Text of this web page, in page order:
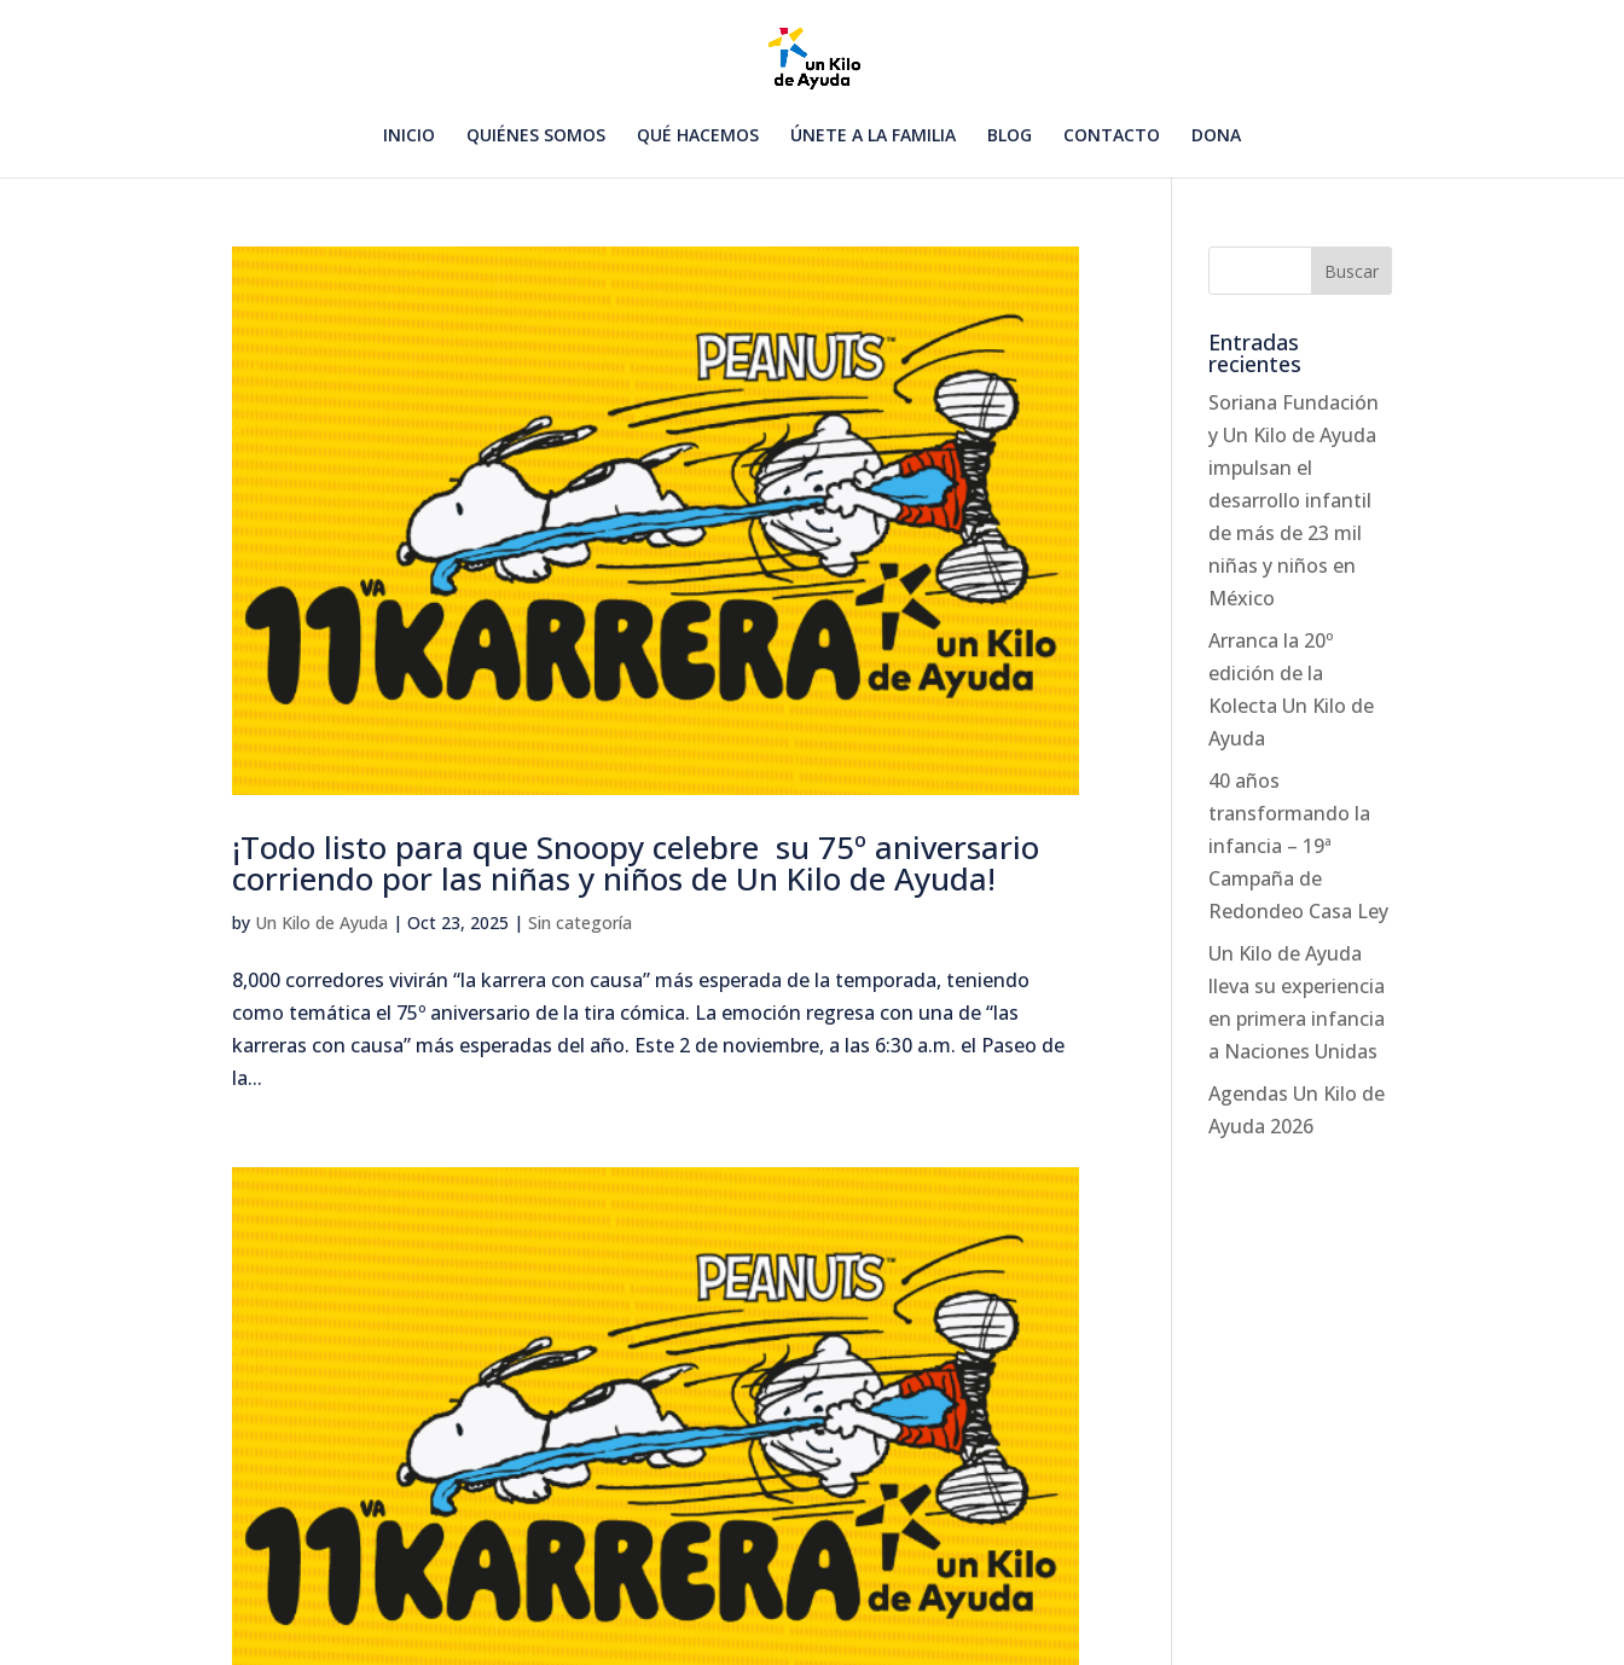
INICIO QUIÉNES SOMOS QUÉ HACEMOS ÚNETE A LA FAMILIA BLOG CONTACTO DONA
¡Todo listo para que Snoopy celebre su 75º aniversario
corriendo por las niñas y niños de Un Kilo de Ayuda!
by Un Kilo de Ayuda | Oct 23, 2025 | Sin categoría
8,000 corredores vivirán “la karrera con causa” más esperada de la temporada, teniendo
como temática el 75º aniversario de la tira cómica. La emoción regresa con una de “las
karreras con causa” más esperadas del año. Este 2 de noviembre, a las 6:30 a.m. el Paseo de
la...
Entradas
recientes
Soriana Fundación
y Un Kilo de Ayuda
impulsan el
desarrollo infantil
de más de 23 mil
niñas y niños en
México
Arranca la 20º
edición de la
Kolecta Un Kilo de
Ayuda
40 años
transformando la
infancia – 19ª
Campaña de
Redondeo Casa Ley
Un Kilo de Ayuda
lleva su experiencia
en primera infancia
a Naciones Unidas
Agendas Un Kilo de
Ayuda 2026